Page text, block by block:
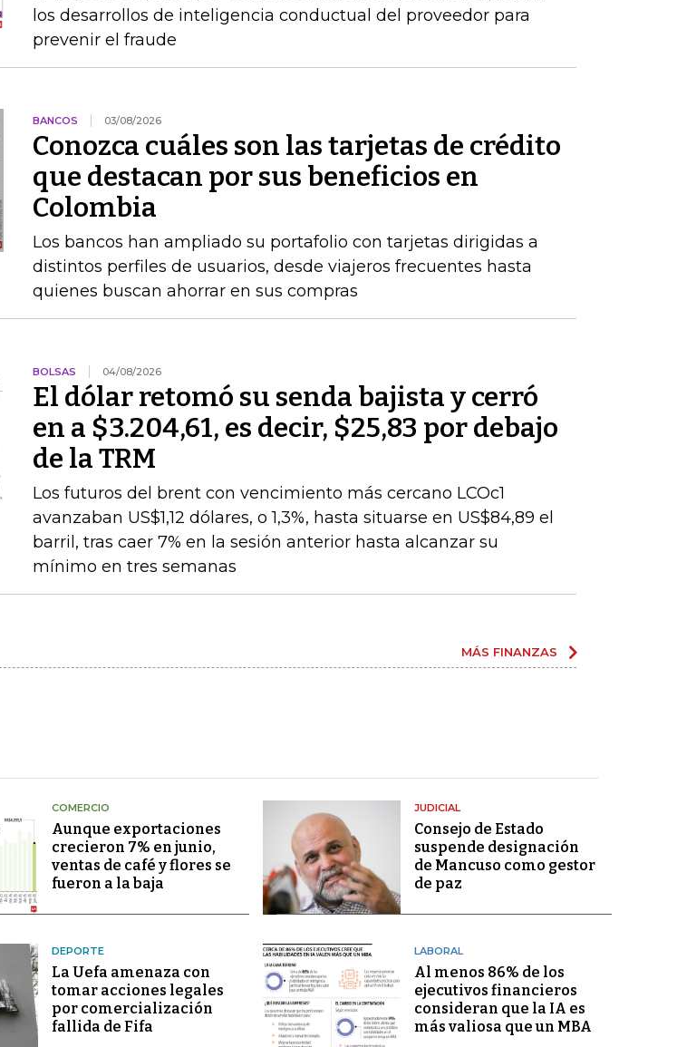
los desarrollos de inteligencia conductual del proveedor para
prevenir el fraude
BANCOS 03/08/2026
Conozca cuáles son las tarjetas de crédito
que destacan por sus beneficios en
Colombia
Los bancos han ampliado su portafolio con tarjetas dirigidas a
distintos perfiles de usuarios, desde viajeros frecuentes hasta
quienes buscan ahorrar en sus compras
BOLSAS 04/08/2026
El dólar retomó su senda bajista y cerró
en a $3.204,61, es decir, $25,83 por debajo
de la TRM
Los futuros del brent con vencimiento más cercano LCOc1
avanzaban US$1,12 dólares, o 1,3%, hasta situarse en US$84,89 el
barril, tras caer 7% en la sesión anterior hasta alcanzar su
mínimo en tres semanas
MÁS FINANZAS
COMERCIO
Aunque exportaciones
crecieron 7% en junio,
ventas de café y flores se
fueron a la baja
JUDICIAL
Consejo de Estado
suspende designación
de Mancuso como gestor
de paz
DEPORTE
La Uefa amenaza con
tomar acciones legales
por comercialización
fallida de Fifa
LABORAL
Al menos 86% de los
ejecutivos financieros
consideran que la IA es
más valiosa que un MBA